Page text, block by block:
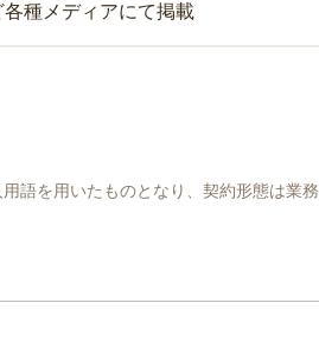
種メディアにて掲載
語を用いたものとなり、契約形態は業務